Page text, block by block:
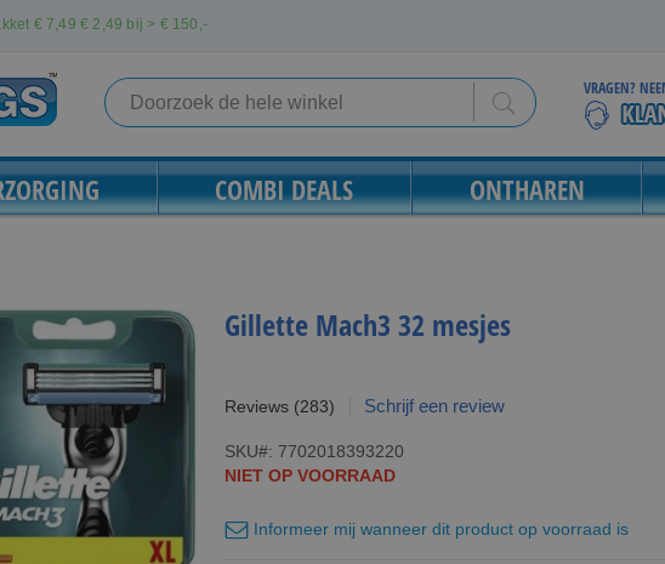
€ 7,49 € 2,49 bij > €150,-
Search
VRAGEN?
COMBI DEALS ONTHAREN
Gillette Mach3 32 mesjes
Reviews (283) Schrijf een review
SKU
7702018393220
NIET OP VOORRAAD
Informeer mij wanneer dit product op voorraad is